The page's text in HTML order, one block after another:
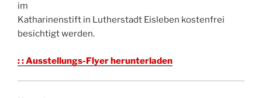
im
Katharinenstift in Lutherstadt Eisleben kostenfrei
besichtigt werden.
: : Ausstellungs-Flyer herunterladen